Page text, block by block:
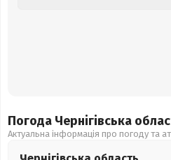
Погода Чернігівська
Актуальна інформація про погоду та